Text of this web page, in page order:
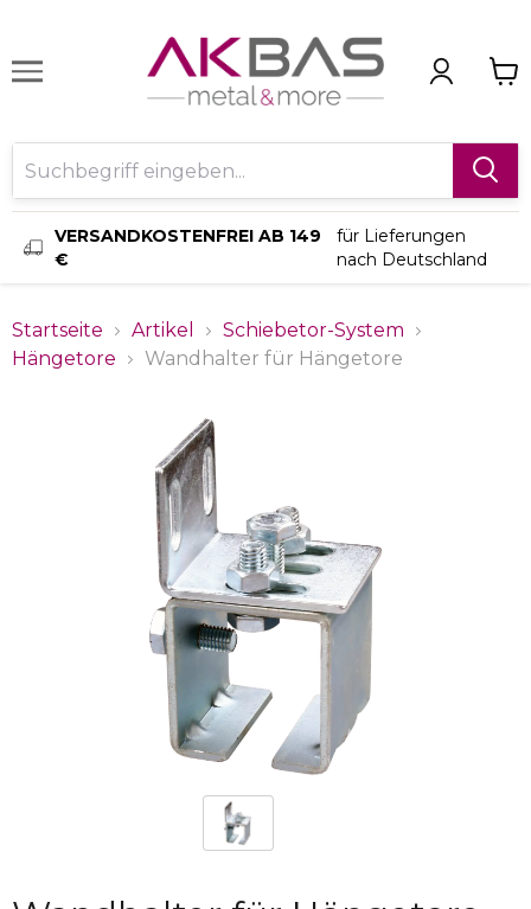
VERSANDKOSTENFREI AB 149
€
für Lieferungen
nach Deutschland
Startseite Artikel
Schiebetor-System
Hängetore
Wandhalter für Hängetore